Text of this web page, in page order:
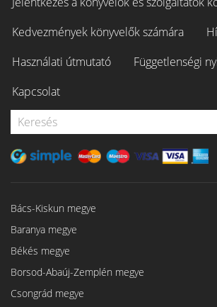
Kedvezmények könyvelők számára
Használati útmutató
Függetlenségi
Kapcsolat
Bács-Kiskun megye
Baranya megye
Békés megye
Borsod-Abaúj-Zemplén megye
Csongrád megye